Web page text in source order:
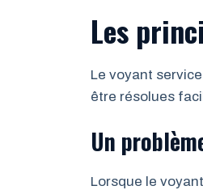
Les
Le voyant
être résolues
Un
Lorsque le